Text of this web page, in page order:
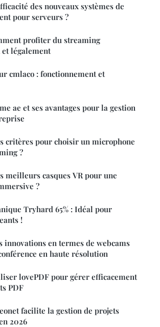
des nouveaux systèmes de
pour serveurs ?
profiter du streaming
légalement
cmlaco : fonctionnement et
ae et ses avantages pour la gestion
critères pour choisir un microphone
?
meilleurs casques VR pour une
?
Tryhard 65% : Idéal pour
!
innovations en termes de webcams
en haute résolution
lovePDF pour gérer efficacement
PDF
facilite la gestion de projets
2026